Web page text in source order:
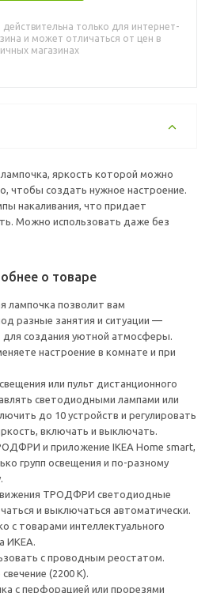
действительна только для интернет-
и может отличаться от цен в
магазинах
яркость которой можно
чтобы создать нужное настроение.
накаливания, что придает
Можно использовать даже без
о товаре
лампочка позволит вам
разные занятия и ситуации —
для создания уютной атмосферы.
настроение в комнате и при
или пульт дистанционного
светодиодными лампами или
до 10 устройств и регулировать
включать и выключать.
и приложение IKEA Home smart,
групп освещения и по-разному
ТРОДФРИ светодиодные
и выключаться автоматически.
с товарами интеллектуального
ИКЕА.
с проводным реостатом.
(2200 К).
с перфорацией или прорезями